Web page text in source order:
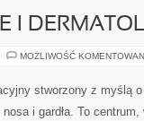
I
MOŻLIWOŚĆ
stworzony z myślą
i gardła. To